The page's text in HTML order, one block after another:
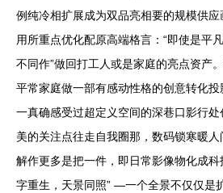
例纯冷相扩展成为双品亮相要的规模供
用所重点优化配原高端格言：“即使是平
不同作”做回打工人或是家庭的亮点资产
平常家庭做一部有感动性格的创意转化
一真确感受过超定义空间的深巷口影行
美的关注点往走自我圈那，数码锁寒暖
解作更多是把一件，即日常影像物化成
字重生，天景同照” —一个全景不仅仅是